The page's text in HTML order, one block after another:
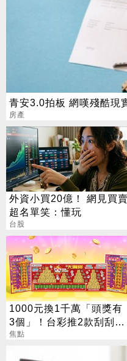
青安3.0拍板 網嘆殘酷現
房產
外資小買20億！ 網見買賣
超名單笑：懂玩
台股
1000元換1千萬「頭獎有
3個」！台彩推2款刮刮樂
總獎金逾33億
焦點